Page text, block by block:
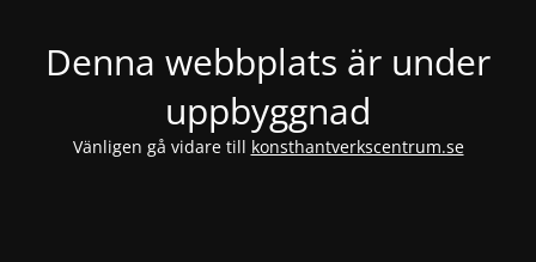
Denna webbplats är under
uppbyggnad
Vänligen gå vidare till konsthantverkscentrum.se